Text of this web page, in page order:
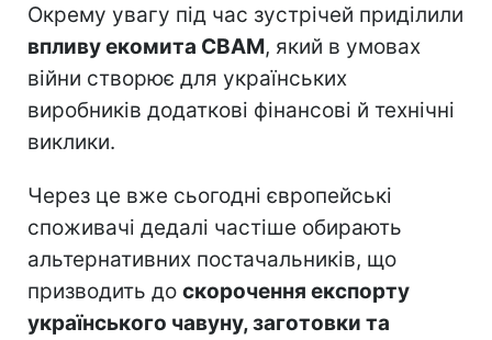
Окрему увагу під час зустрічей приділили
впливу екомита CBAM, який в умовах
війни створює для українських
виробників додаткові фінансові й технічні
виклики.
Через це вже сьогодні європейські
споживачі дедалі частіше обирають
альтернативних постачальників, що
призводить до скорочення експорту
українського чавуну, заготовки та